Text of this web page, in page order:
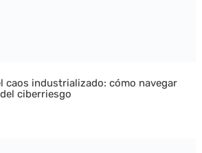
caos industrializado: cómo navegar
ciberriesgo